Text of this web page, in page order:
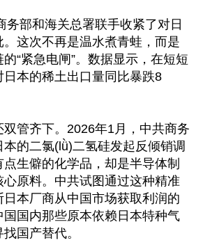
务部和海关总署联手收紧了对日
这次不再是温水煮青蛙，而是
“紧急电闸”。数据显示，在短短
本的稀土出口量同比暴跌8
管齐下。2026年1月，中共商务
的二氯(lǜ)二氢硅发起反倾销调
生僻的化学品，却是半导体制
原料。中共试图通过这种精准
本厂商从中国市场获取利润的
国内那些原本依赖日本特种气
国产替代。